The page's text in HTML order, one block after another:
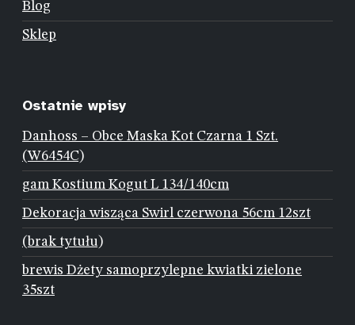
Blog
Sklep
Ostatnie wpisy
Danhoss – Obce Maska Kot Czarna 1 Szt.
(W6454C)
gam Kostium Kogut L 134/140cm
Dekoracja wisząca Swirl czerwona 56cm 12szt
(brak tytułu)
brewis Dżety samoprzylepne kwiatki zielone
35szt